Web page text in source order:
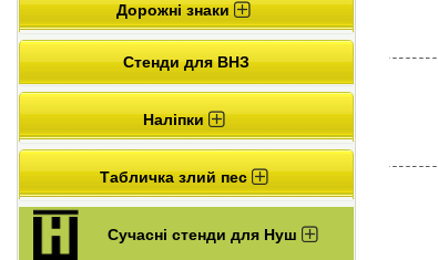
Дорожні знаки
Стенди для ВНЗ
Наліпки
Табличка злий пес
Сучасні стенди для Нуш